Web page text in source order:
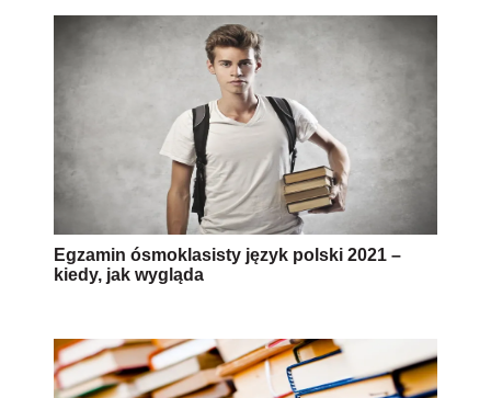
Egzamin ósmoklasisty język polski 2021 –
kiedy, jak wygląda